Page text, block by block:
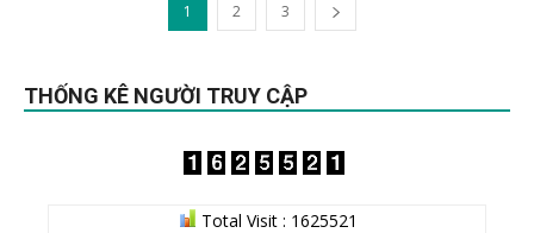
1 2 3
THỐNG KÊ NGƯỜI TRUY CẬP
Total Visit : 1625521